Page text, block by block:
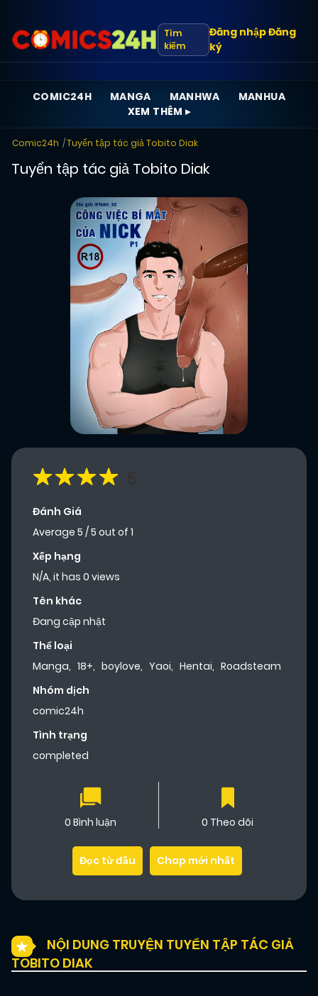
Tìm
kiếm
Đăng nhậpĐăng
ký
COMIC24H MANGA MANHWA
MANHUA
XEM THÊM ▸
Comic24h Tuyển tập tác giả Tobito Diak
Tuyển tập tác giả Tobito Diak
Đánh Giá
Average 5 /5 out of 1
Xếp hạng
N/A, it has 0 views
Tên khác
Đang cập nhật
Thể loại
Manga, 18+, boylove, Yaoi, Hentai, Roadsteam
Nhóm dịch
comic24h
Tình trạng
completed
0 Bình luận 0 Theo dõi
Đọc từ đầu Chap mới nhất
NỘI DUNG TRUYỆN TUYỂN TẬP TÁC GIẢ
TOBITO DIAK